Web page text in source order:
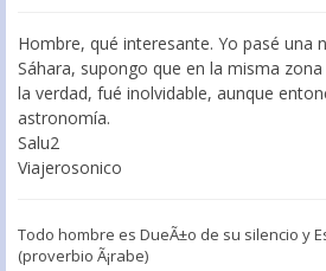
Hombre, qué interesante. Yo pasé una
Sáhara, supongo que en la misma
la verdad, fué inolvidable, aunque
astronomía.
Salu2
Viajerosonico
Todo hombre es DueÃ±o de su silencio y
(proverbio Ã¡rabe)